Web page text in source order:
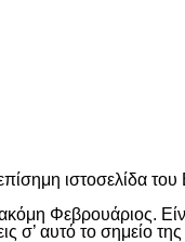
ιστοσελίδα
Φεβρουάριος.
αυτό το σημείο της